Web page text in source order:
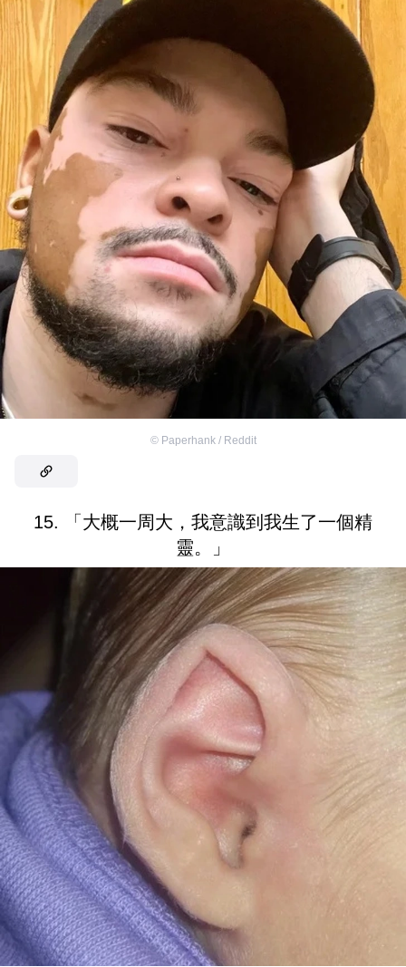
© Paperhank / Reddit
15. 「大概一周大，我意識到我生了一個精
靈。」